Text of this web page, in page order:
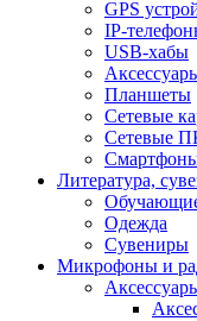
GPS
IP-
USB-хабы
Планшеты
Сетевые
Сетевые
Литература,
Одежда
Сувениры
Микрофоны и